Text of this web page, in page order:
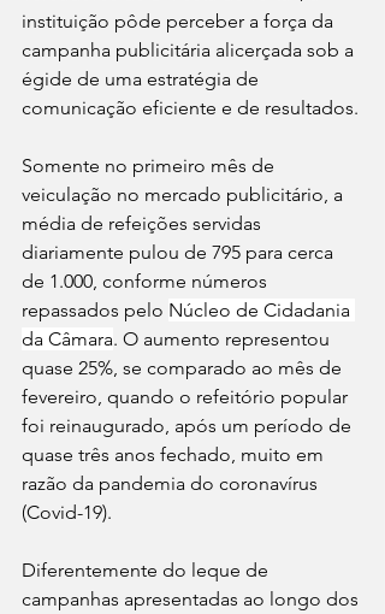
instituição pôde perceber a força da
campanha publicitária alicerçada sob a
égide de uma estratégia de
comunicação eficiente e de resultados.
Somente no primeiro mês de
veiculação no mercado publicitário, a
média de refeições servidas
diariamente pulou de 795 para cerca
de 1.000, conforme números
repassados pelo Núcleo de Cidadania
da Câmara. O aumento representou
quase 25%, se comparado ao mês de
fevereiro, quando o refeitório popular
foi reinaugurado, após um período de
quase três anos fechado, muito em
razão da pandemia do coronavírus
(Covid-19).
Diferentemente do leque de
campanhas apresentadas ao longo dos